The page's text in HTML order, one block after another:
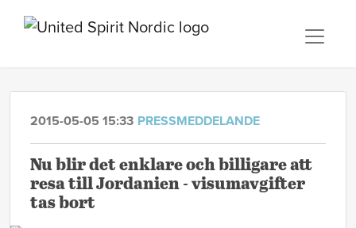
2015-05-05 15:33 PRESSMEDDELANDE
Nu blir det enklare och billigare att
resa till Jordanien - visumavgifter
tas bort